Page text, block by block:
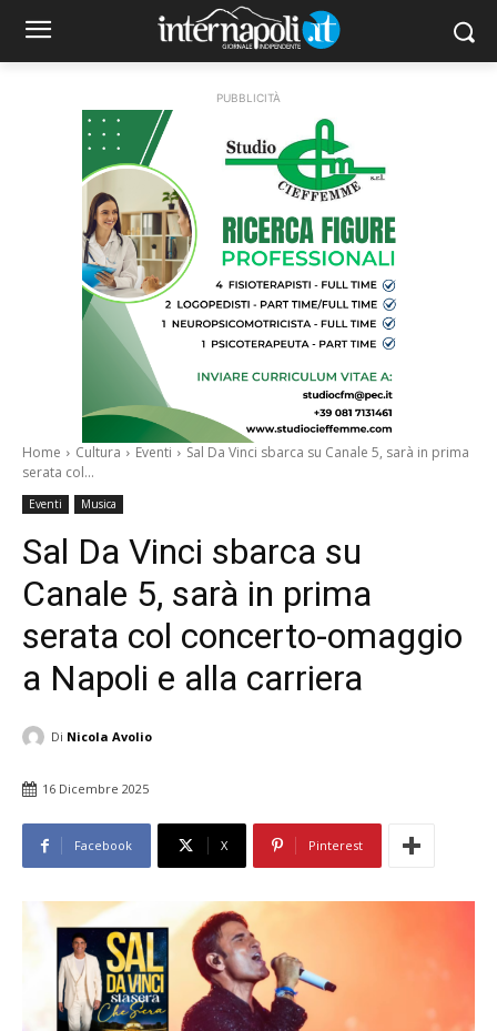
PUBBLICITÀ
Home Cultura Eventi
Sal Da Vinci sbarca su Canale 5, sarà in prima
serata col...
Eventi Musica
Sal Da Vinci sbarca su
Canale 5, sarà in prima
serata col concerto-omaggio
a Napoli e alla carriera
Di Nicola Avolio
16 Dicembre 2025
Facebook X Pinterest